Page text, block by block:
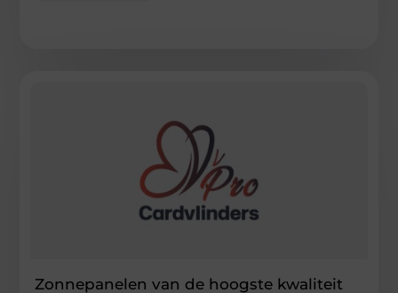
Zonnepanelen van de hoogste kwaliteit